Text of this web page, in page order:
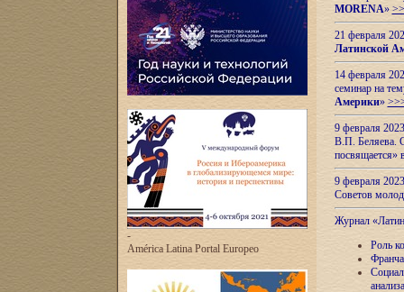
-
América Latina Portal Europeo
MORENA»
21 февраля
Латинской
14 февраля
семинар на
Америки»
9 февраля
В.П. Беляева.
посвящается»
9 февраля
Советов
Журнал
Роль
анализа